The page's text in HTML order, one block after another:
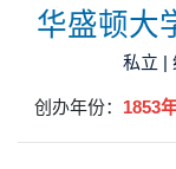
华盛顿大
私立 |
创办年份： 1853